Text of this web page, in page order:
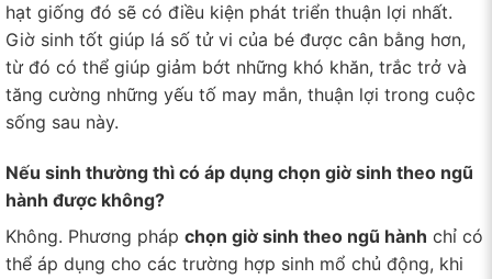
hạt giống đó sẽ có điều kiện phát triển thuận lợi nhất.
Giờ sinh tốt giúp lá số tử vi của bé được cân bằng hơn,
từ đó có thể giúp giảm bớt những khó khăn, trắc trở và
tăng cường những yếu tố may mắn, thuận lợi trong cuộc
sống sau này.
Nếu sinh thường thì có áp dụng chọn giờ sinh theo ngũ
hành được không?
Không. Phương pháp chọn giờ sinh theo ngũ hành chỉ có
thể áp dụng cho các trường hợp sinh mổ chủ động, khi